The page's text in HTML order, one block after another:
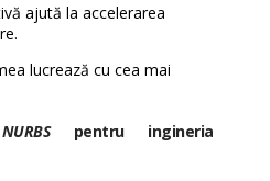
ajută la accelerarea
lucrează cu cea mai
NURBSpentru ingineria